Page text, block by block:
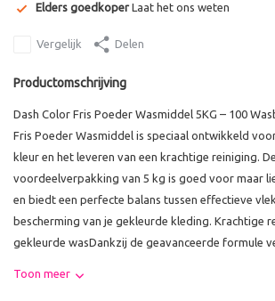
Elders goedkoper Laat het ons weten
Vergelijk Delen
Productomschrijving
Dash Color Fris Poeder Wasmiddel 5KG – 100
Fris Poeder Wasmiddel is speciaal ontwikkeld
kleur en het leveren van een krachtige reiniging.
voordeelverpakking van 5 kg is goed voor maar
en biedt een perfecte balans tussen effectieve
bescherming van je gekleurde kleding. Krachtige
gekleurde wasDankzij de geavanceerde formule
Toon meer